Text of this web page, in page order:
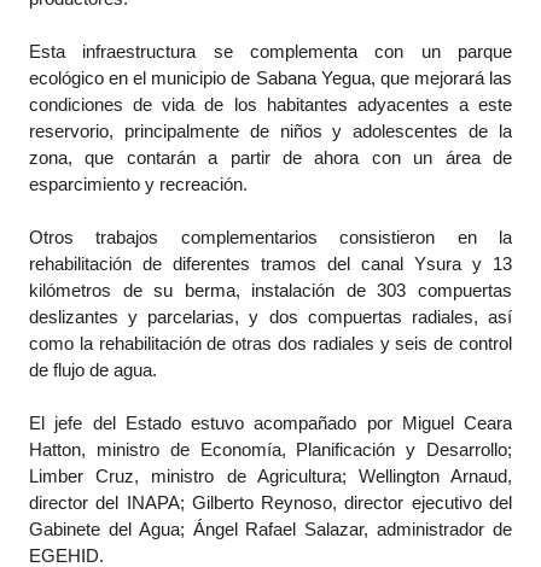
Esta infraestructura se complementa con un parque
ecológico en el municipio de Sabana Yegua, que mejorará las
condiciones de vida de los habitantes adyacentes a este
reservorio, principalmente de niños y adolescentes de la
zona, que contarán a partir de ahora con un área de
esparcimiento y recreación.
Otros trabajos complementarios consistieron en la
rehabilitación de diferentes tramos del canal Ysura y 13
kilómetros de su berma, instalación de 303 compuertas
deslizantes y parcelarias, y dos compuertas radiales, así
como la rehabilitación de otras dos radiales y seis de control
de flujo de agua.
El jefe del Estado estuvo acompañado por Miguel Ceara
Hatton, ministro de Economía, Planificación y Desarrollo;
Limber Cruz, ministro de Agricultura; Wellington Arnaud,
director del INAPA; Gilberto Reynoso, director ejecutivo del
Gabinete del Agua; Ángel Rafael Salazar, administrador de
EGEHID.